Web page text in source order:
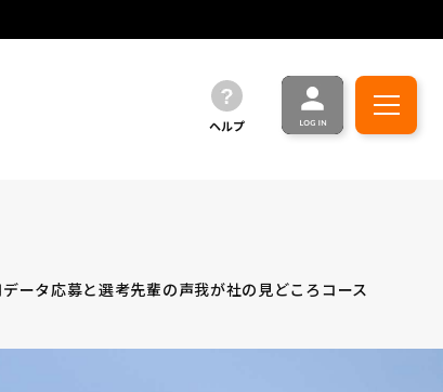
ヘルプ
ータ応募と選考先輩の声我が社の見どころ コース